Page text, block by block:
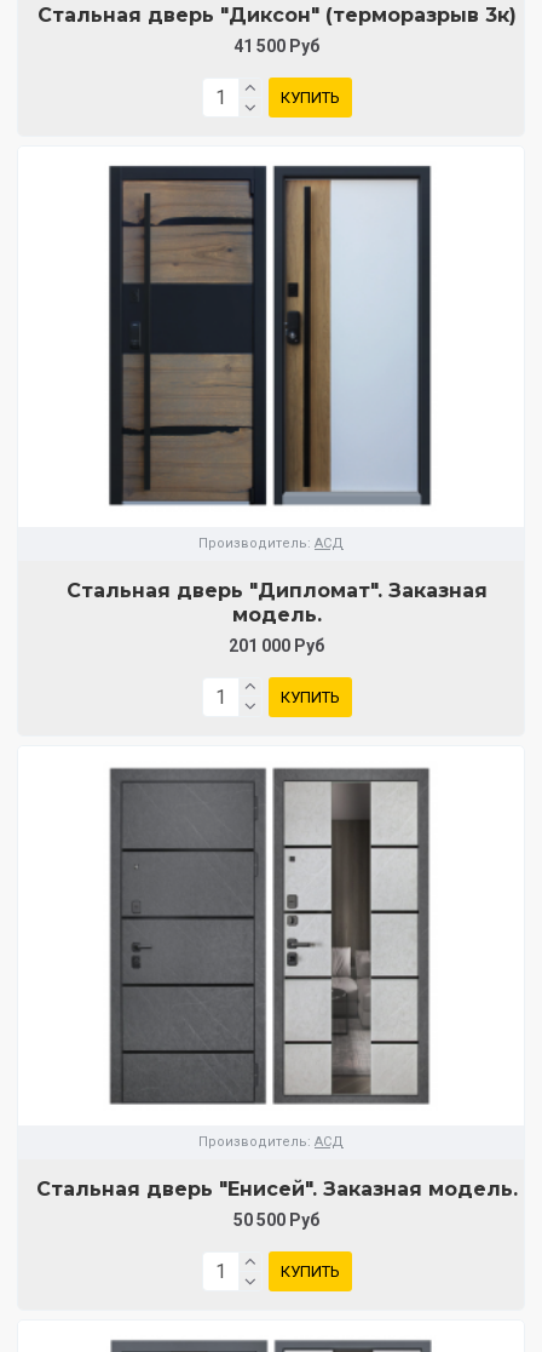
Стальная дверь "Диксон" (терморазрыв 3к)
41 500 Руб
КУПИТЬ
Производитель: АСД
Стальная дверь "Дипломат". Заказная
модель.
201 000 Руб
КУПИТЬ
Производитель: АСД
Стальная дверь "Енисей". Заказная модель.
50 500 Руб
КУПИТЬ